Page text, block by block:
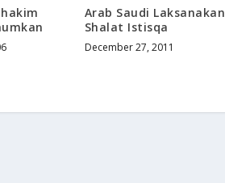
Arab Saudi Laksanakan
Shalat Istisqa
December 27, 2011